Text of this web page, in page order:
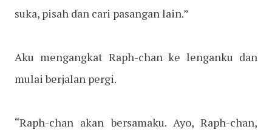
suka, pisah dan cari pasangan lain.”
Aku mengangkat Raph-chan ke lenganku dan
mulai berjalan pergi.
“Raph-chan akan bersamaku. Ayo, Raph-chan,